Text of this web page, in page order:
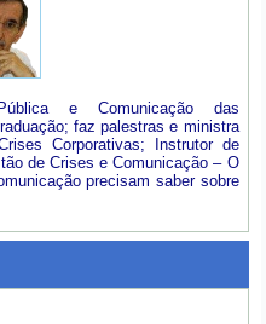
e Comunicação das
faz palestras e ministra
Corporativas; Instrutor de
de Crises e Comunicação – O
precisam saber sobre